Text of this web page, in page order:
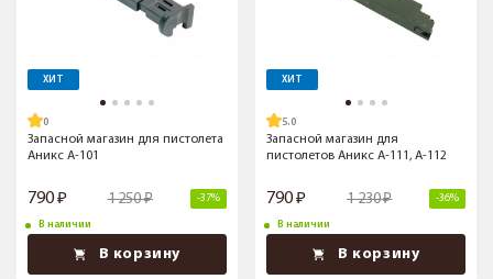
ХИТ
Запасной магазин для пистолета
Аникс А-101
790 1 250 -37%
В наличии
В корзину
ХИТ
5.0
Запасной магазин для
пистолетов Аникс А-111, А-112
790 1 230 -36%
В наличии
В корзину